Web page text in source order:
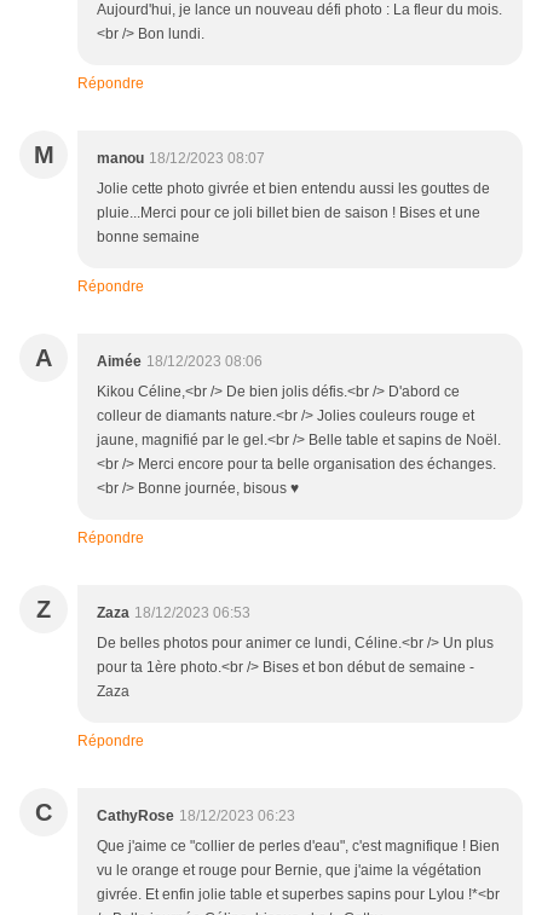
Aujourd'hui, je lance un nouveau défi photo : La fleur du mois.
<br /> Bon lundi.
Répondre
M manou 18/12/2023 08:07
Jolie cette photo givrée et bien entendu aussi les gouttes de
pluie...Merci pour ce joli billet bien de saison ! Bises et une
bonne semaine
Répondre
A Aimée 18/12/2023 08:06
Kikou Céline,<br /> De bien jolis défis.<br /> D'abord ce
colleur de diamants nature.<br /> Jolies couleurs rouge et
jaune, magnifié par le gel.<br /> Belle table et sapins de Noël.
<br /> Merci encore pour ta belle organisation des échanges.
<br /> Bonne journée, bisous ♥
Répondre
Z Zaza 18/12/2023 06:53
De belles photos pour animer ce lundi, Céline.<br /> Un plus
pour ta 1ère photo.<br /> Bises et bon début de semaine -
Zaza
Répondre
C CathyRose 18/12/2023 06:23
Que j'aime ce "collier de perles d'eau", c'est magnifique ! Bien
vu le orange et rouge pour Bernie, que j'aime la végétation
givrée. Et enfin jolie table et superbes sapins pour Lylou !*<br